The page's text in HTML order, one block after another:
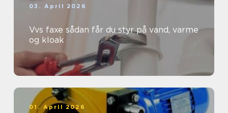
03. April 2026
Vvs faxe sådan får du styr på vand, varme
og kloak
01. April 2026